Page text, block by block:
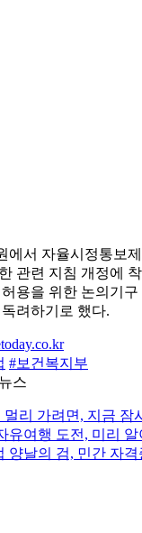
에서 자율시정통보
관련 지침 개정에
용을 위한 논의기
려하기로 했다.
#보건복지부
스
멀리 가려면, 지금 잠
유여행 도전, 미리
양날의 검, 민간 자